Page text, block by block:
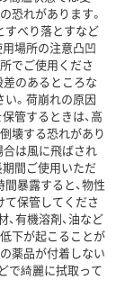
恐れがあります。
べり落とすなど
場所の注意凸凹
でご使用くださ
差のあるところな
。荷崩れの原因
管するときは、高
壊する恐れがあり
合は風に飛ばされ
間ご使用いただ
暴露すると、物性
保管してくださ
有機溶剤、油など
下が起こることが
薬品が付着しない
で綺麗に拭取って